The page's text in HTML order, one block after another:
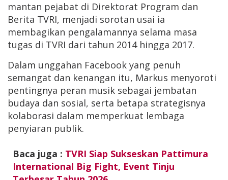
mantan pejabat di Direktorat Program dan
Berita TVRI, menjadi sorotan usai ia
membagikan pengalamannya selama masa
tugas di TVRI dari tahun 2014 hingga 2017.
Dalam unggahan Facebook yang penuh
semangat dan kenangan itu, Markus menyoroti
pentingnya peran musik sebagai jembatan
budaya dan sosial, serta betapa strategisnya
kolaborasi dalam memperkuat lembaga
penyiaran publik.
Baca juga : TVRI Siap Sukseskan Pattimura
International Big Fight, Event Tinju